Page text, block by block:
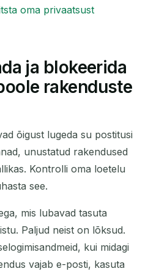
oma privaatsust
ja blokeerida
rakenduste
õigust lugeda su postitusi
unustatud rakendused
Kontrolli oma loetelu
see.
mis lubavad tasuta
Paljud neist on lõksud.
kui midagi
vajab e-posti, kasuta